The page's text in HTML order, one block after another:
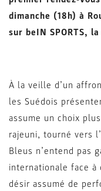
dimanche (18h) à
sur beIN SPORTS,
À la veille d’un
les Suédois
assume un choix
rajeuni, tourné vers
Bleus n’entend pas
internationale face à
désir assumé de